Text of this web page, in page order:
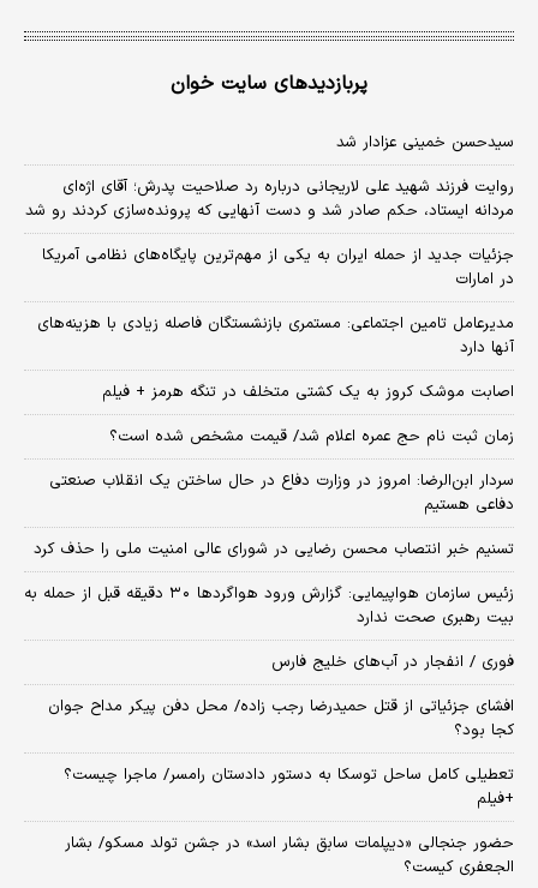
پربازدیدهای سایت خوان
سیدحسن خمینی عزادار شد
روایت فرزند شهید علی لاریجانی درباره رد صلاحیت پدرش؛ آقای اژه‌ای
مردانه ایستاد، حکم صادر شد و دست آنهایی که پرونده‌سازی کردند رو شد
جزئیات جدید از حمله ایران به یکی از مهم‌ترین پایگاه‌های نظامی آمریکا
در امارات
مدیرعامل تامین اجتماعی: مستمری بازنشستگان فاصله زیادی با هزینه‌های
آنها دارد
اصابت موشک کروز به یک کشتی متخلف در تنگه هرمز + فیلم
زمان ثبت‌ نام حج عمره اعلام شد/ قیمت مشخص شده است؟
سردار ابن‌الرضا: امروز در وزارت دفاع در حال ساختن یک انقلاب صنعتی
دفاعی هستیم
تسنیم خبر انتصاب محسن رضایی در شورای عالی امنیت ملی را حذف کرد
زئیس سازمان هواپیمایی: گزارش ورود هواگردها ٣٠ دقیقه قبل از حمله به
بیت رهبری صحت ندارد
فوری / انفجار در آب‌های خلیج فارس
افشای جزئیاتی از قتل حمیدرضا رجب زاده/ محل دفن پیکر مداح جوان
کجا بود؟
تعطیلی کامل ساحل توسکا به دستور دادستان رامسر/ ماجرا چیست؟
+فیلم
حضور جنجالی «دیپلمات سابق بشار اسد» در جشن تولد مسکو/ بشار
الجعفری کیست؟